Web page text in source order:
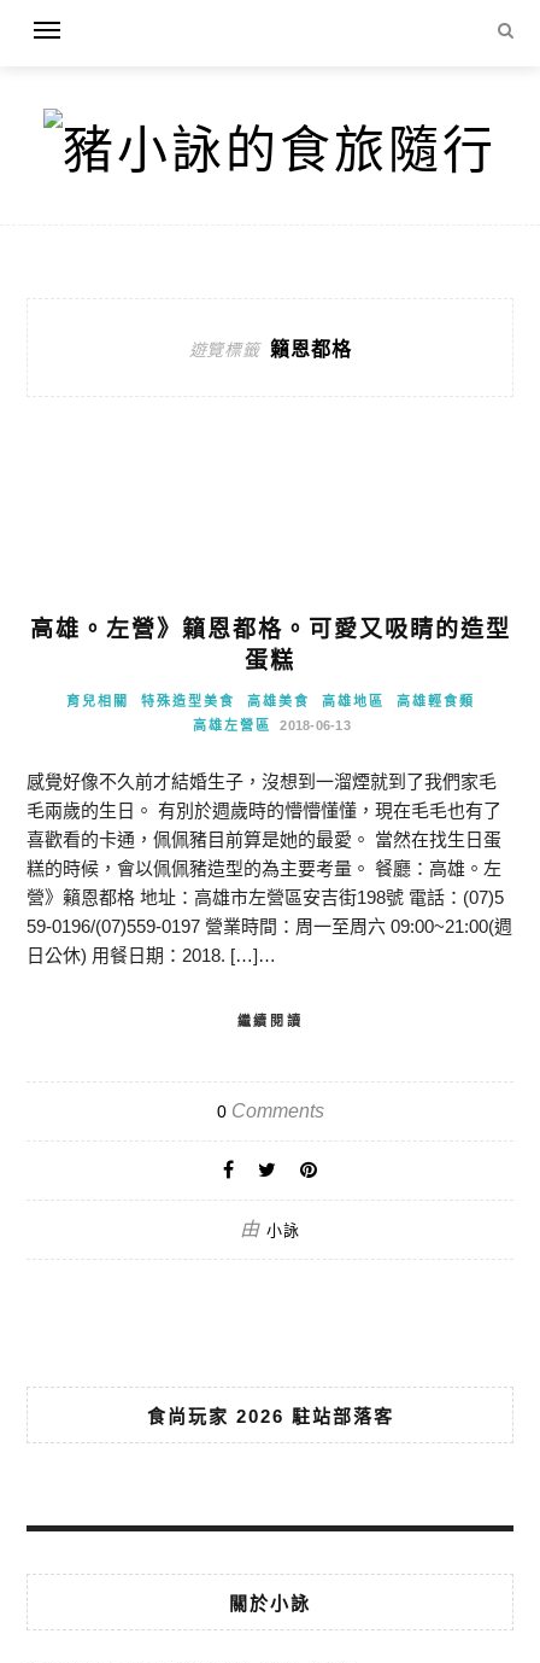
遊覽標籤 籟恩都格
高雄。左營》籟恩都格。可愛又吸睛的造型
蛋糕
育兒相關 特殊造型美食 高雄美食 高雄地區
高雄輕食類
高雄左營區
2018-06-13
感覺好像不久前才結婚生子，沒想到一溜煙就到了我們家毛
毛兩歲的生日。 有別於週歲時的懵懵懂懂，現在毛毛也有了
喜歡看的卡通，佩佩豬目前算是她的最愛。 當然在找生日蛋
糕的時候，會以佩佩豬造型的為主要考量。 餐廳：高雄。左
營》籟恩都格 地址：高雄市左營區安吉街198號 電話：(07)5
59-0196/(07)559-0197 營業時間：周一至周六 09:00~21:00(週
日公休) 用餐日期：2018. […]…
繼續閱讀
0Comments
由 小詠
食尚玩家 2026 駐站部落客
關於小詠